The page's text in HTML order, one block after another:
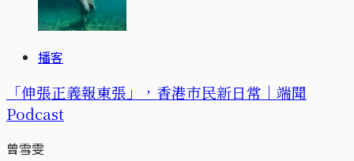
播客
「伸張正義報東張」，香港市民新日常｜端聞
Podcast
曾雪雯